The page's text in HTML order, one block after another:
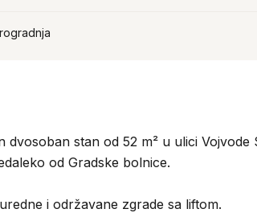
dvosoban stan od 52 m² u ulici
od Gradske bolnice.
i održavane zgrade sa liftom.